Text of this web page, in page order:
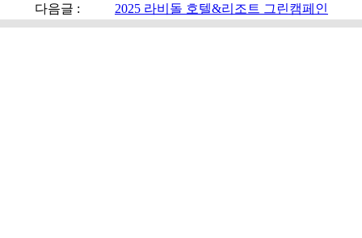
다음글 :
2025 라비돌 호텔&리조트 그린캠페인